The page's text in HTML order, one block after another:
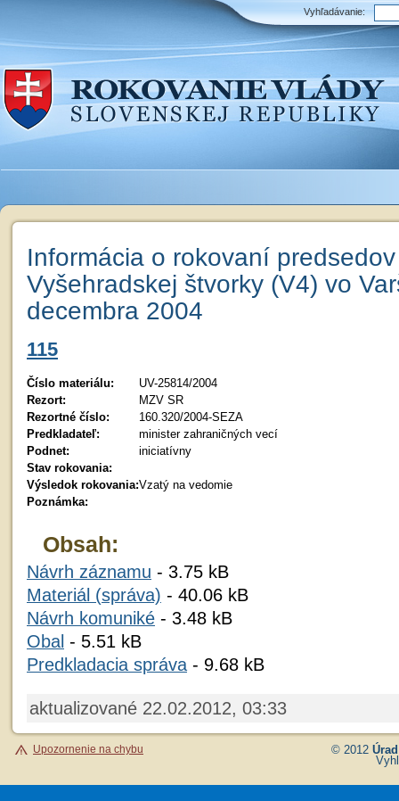
Vyhľadávanie:
Informácia o rokovaní
Vyšehradskej štvorky (V4) vo
decembra 2004
115
Číslo materiálu:
UV-25814/2004
Rezort:
MZV SR
Rezortné číslo:
160.320/2004-SEZA
Predkladateľ:
minister zahraničných vecí
Podnet:
iniciatívny
Stav rokovania:
Výsledok rokovania:Vzatý na vedomie
Poznámka:
Obsah:
Návrh záznamu - 3.75 kB
Materiál (správa) - 40.06 kB
Návrh komuniké - 3.48 kB
Obal - 5.51 kB
Predkladacia správa - 9.68 kB
aktualizované 22.02.2012, 03:33
Upozornenie na chybu © 2012